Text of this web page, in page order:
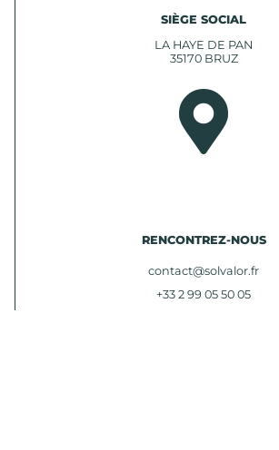
SIÈGE SOCIAL
LA HAYE DE PAN
35170 BRUZ
RENCONTREZ-NOUS
contact@solvalor.fr
+33 2 99 05 50 05